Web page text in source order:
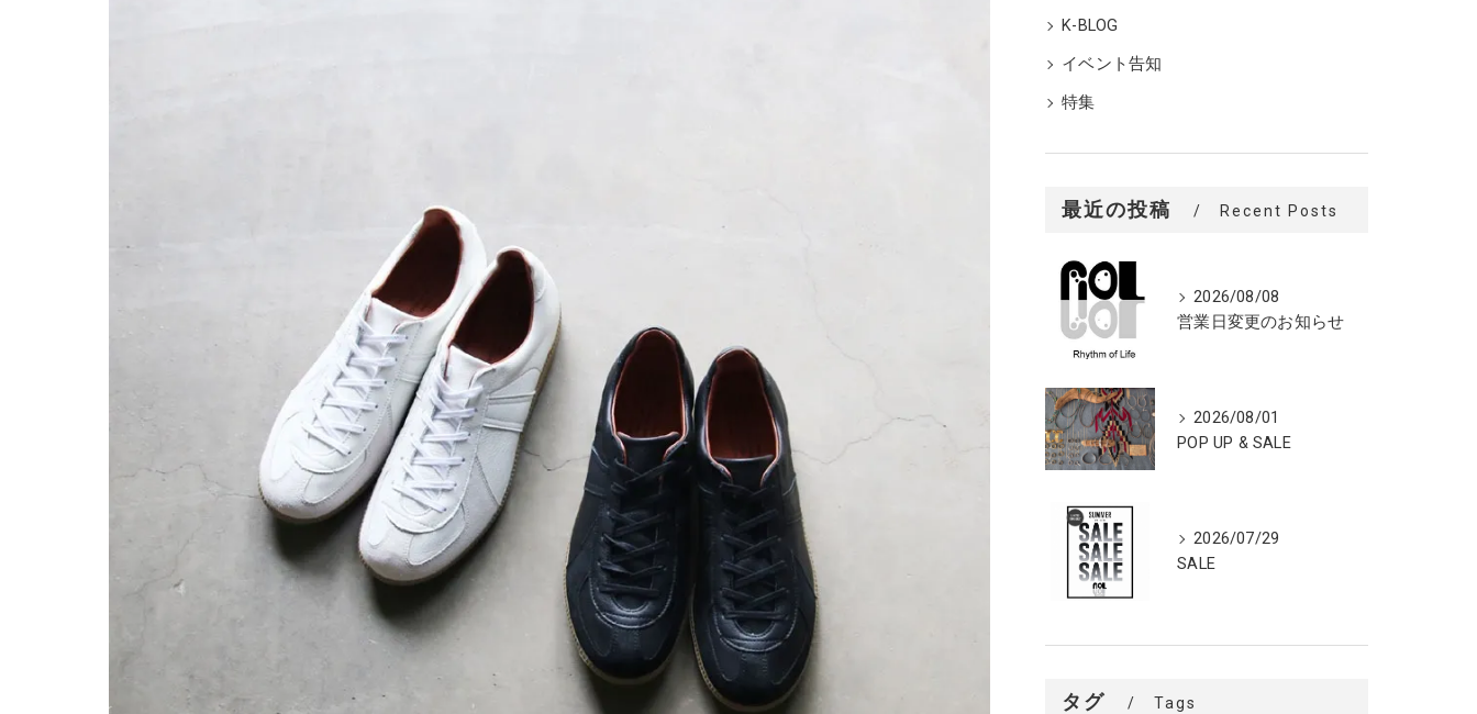
K-BLOG
イベント告知
特集
最近の投稿 Recent Posts
2026/08/08
営業日変更のお知らせ
2026/08/01
POP UP & SALE
2026/07/29
SALE
タグ Tags